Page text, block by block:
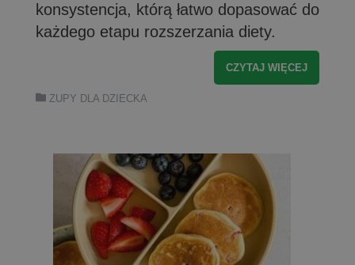
konsystencja, którą łatwo dopasować do
każdego etapu rozszerzania diety.
CZYTAJ WIĘCEJ
ZUPY DLA DZIECKA